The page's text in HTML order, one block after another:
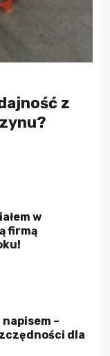
z
w
firmą
–
dla